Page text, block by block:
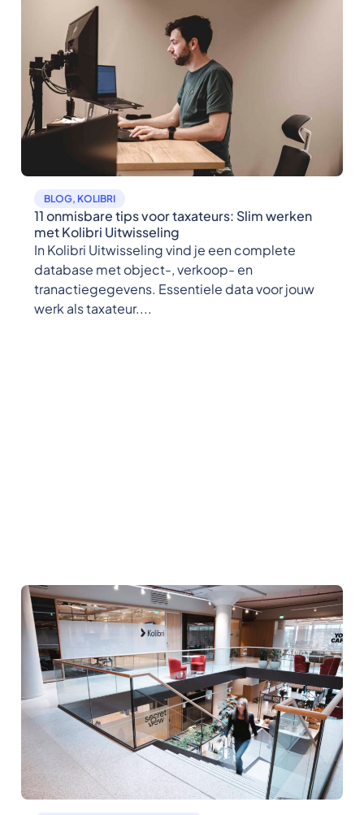
BLOG, KOLIBRI
11 onmisbare tips voor taxateurs: Slim werken
met Kolibri Uitwisseling
In Kolibri Uitwisseling vind je een complete
database met object-, verkoop- en
tranactiegegevens. Essentiele data voor jouw
werk als taxateur....